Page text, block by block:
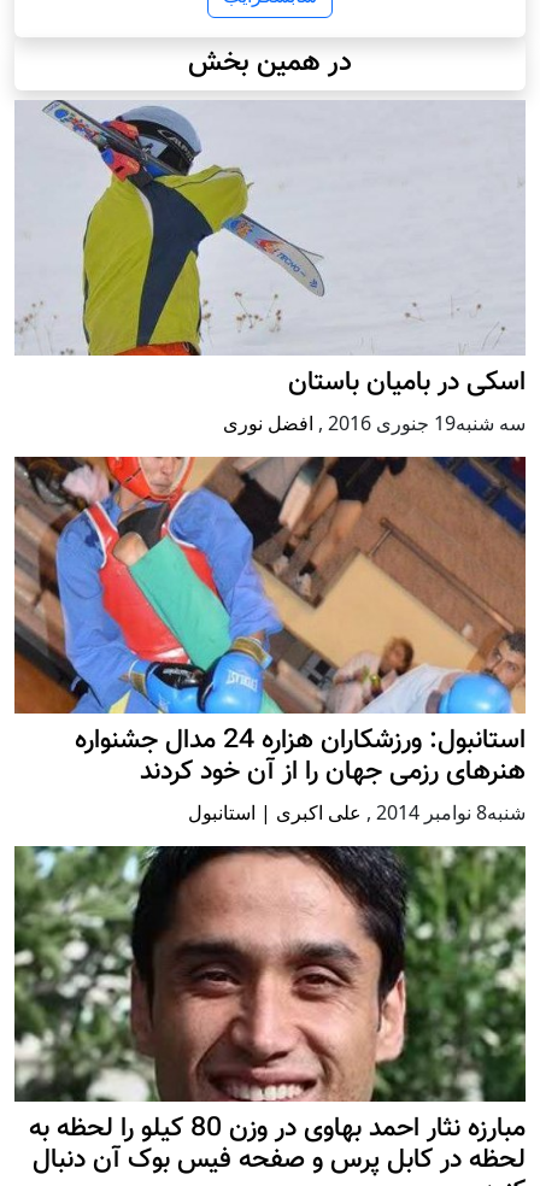
در همین بخش
اسکی در بامیان باستان
سه شنبه19 جنوری 2016 , افضل نوری
استانبول: ورزشکاران هزاره 24 مدال جشنواره
هنرهای رزمی جهان را از آن خود کردند
شنبه8 نوامبر 2014 , علی اکبری | استانبول
مبارزه نثار احمد بهاوی در وزن 80 کیلو را لحظه به
لحظه در کابل پرس و صفحه فیس بوک آن دنبال